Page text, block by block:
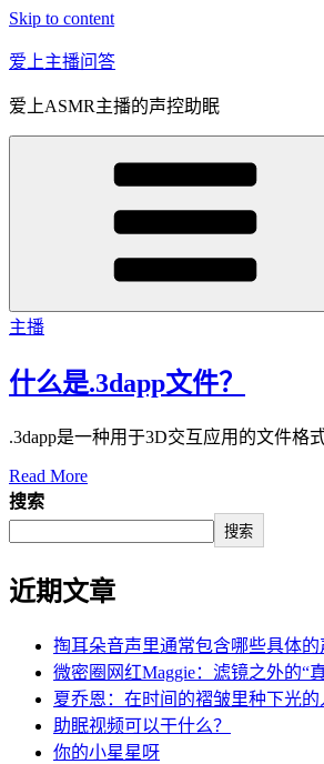
Skip to content
爱上主播问答
爱上ASMR主播的声控助眠
主播
什么是.3dapp文件？
.3dapp是一种用于3D交互应用的文件格
Read More
搜索
搜索
近期文章
掏耳朵音声里通常包含哪些具体的
微密圈网红Maggie：滤镜之外的“
夏乔恩：在时间的褶皱里种下光的
助眠视频可以干什么？
你的小星星呀